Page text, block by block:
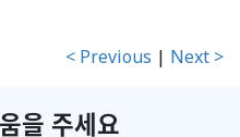
< Previous | Next >
을 주세요